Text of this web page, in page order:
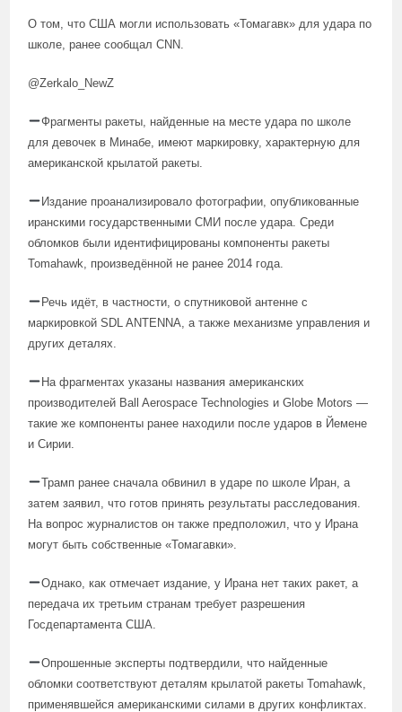
О том, что США могли использовать «Томагавк» для удара по
школе, ранее сообщал CNN.
@Zerkalo_NewZ
Фрагменты ракеты, найденные на месте удара по школе
для девочек в Минабе, имеют маркировку, характерную для
американской крылатой ракеты.
Издание проанализировало фотографии, опубликованные
иранскими государственными СМИ после удара. Среди
обломков были идентифицированы компоненты ракеты
Tomahawk, произведённой не ранее 2014 года.
Речь идёт, в частности, о спутниковой антенне с
маркировкой SDL ANTENNA, а также механизме управления и
других деталях.
На фрагментах указаны названия американских
производителей Ball Aerospace Technologies и Globe Motors —
такие же компоненты ранее находили после ударов в Йемене
и Сирии.
Трамп ранее сначала обвинил в ударе по школе Иран, а
затем заявил, что готов принять результаты расследования.
На вопрос журналистов он также предположил, что у Ирана
могут быть собственные «Томагавки».
Однако, как отмечает издание, у Ирана нет таких ракет, а
передача их третьим странам требует разрешения
Госдепартамента США.
Опрошенные эксперты подтвердили, что найденные
обломки соответствуют деталям крылатой ракеты Tomahawk,
применявшейся американскими силами в других конфликтах.